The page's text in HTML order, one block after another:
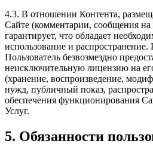
4.3. В отношении Контента,
Сайте (комментарии, сообщения на
гарантирует, что обладает
использование и распространение.
Пользователь безвозмездно
неисключительную лицензию на
(хранение, воспроизведение,
нужд, публичный показ,
обеспечения функционирования
Услуг.
5. Обязанности